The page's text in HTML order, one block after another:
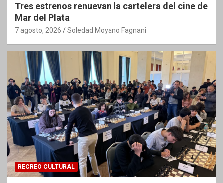
Tres estrenos renuevan la cartelera del cine de
Mar del Plata
7 agosto, 2026 Soledad Moyano Fagnani
RECREO CULTURAL